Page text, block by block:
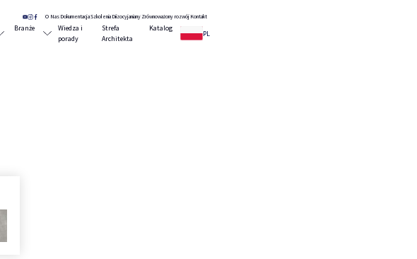
Branże
Wiedza i
porady
Strefa
Architekta
Katalog
PL
O Nas DokumentacjaSzkolenia Diizocyjaniany Zrównoważony rozwój Kontakt